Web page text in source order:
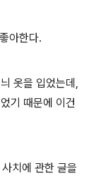
아한다.
옷을 입었는데,
기 때문에 이건
치에 관한 글을